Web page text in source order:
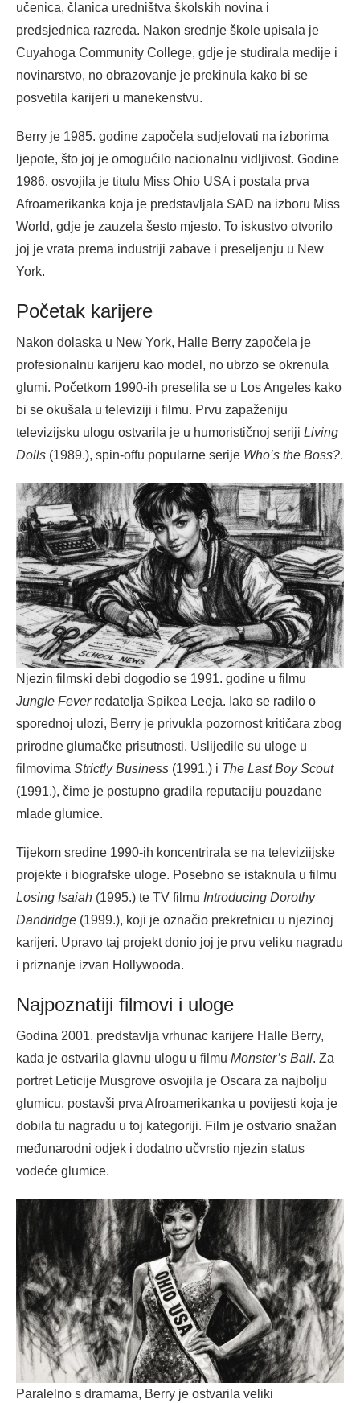
učenica, članica uredništva školskih novina i
predsjednica razreda. Nakon srednje škole upisala je
Cuyahoga Community College, gdje je studirala medije i
novinarstvo, no obrazovanje je prekinula kako bi se
posvetila karijeri u manekenstvu.
Berry je 1985. godine započela sudjelovati na izborima
ljepote, što joj je omogućilo nacionalnu vidljivost. Godine
1986. osvojila je titulu Miss Ohio USA i postala prva
Afroamerikanka koja je predstavljala SAD na izboru Miss
World, gdje je zauzela šesto mjesto. To iskustvo otvorilo
joj je vrata prema industriji zabave i preseljenju u New
York.
Početak karijere
Nakon dolaska u New York, Halle Berry započela je
profesionalnu karijeru kao model, no ubrzo se okrenula
glumi. Početkom 1990-ih preselila se u Los Angeles kako
bi se okušala u televiziji i filmu. Prvu zapaženiju
televizijsku ulogu ostvarila je u humorističnoj seriji Living
Dolls (1989.), spin-offu popularne serije Who’s the Boss?.
Njezin filmski debi dogodio se 1991. godine u filmu
Jungle Feverredatelja Spikea Leeja. Iako se radilo o
sporednoj ulozi, Berry je privukla pozornost kritičara zbog
prirodne glumačke prisutnosti. Uslijedile su uloge u
filmovima Strictly Business (1991.) i The Last Boy Scout
(1991.), čime je postupno gradila reputaciju pouzdane
mlade glumice.
Tijekom sredine 1990-ih koncentrirala se na televiziijske
projekte i biografske uloge. Posebno se istaknula u filmu
Losing Isaiah (1995.) te TV filmu Introducing Dorothy
Dandridge (1999.), koji je označio prekretnicu u njezinoj
karijeri. Upravo taj projekt donio joj je prvu veliku nagradu
i priznanje izvan Hollywooda.
Najpoznatiji filmovi i uloge
Godina 2001. predstavlja vrhunac karijere Halle Berry,
kada je ostvarila glavnu ulogu u filmu Monster’s Ball. Za
portret Leticije Musgrove osvojila je Oscara za najbolju
glumicu, postavši prva Afroamerikanka u povijesti koja je
dobila tu nagradu u toj kategoriji. Film je ostvario snažan
međunarodni odjek i dodatno učvrstio njezin status
vodeće glumice.
Paralelno s dramama, Berry je ostvarila veliki